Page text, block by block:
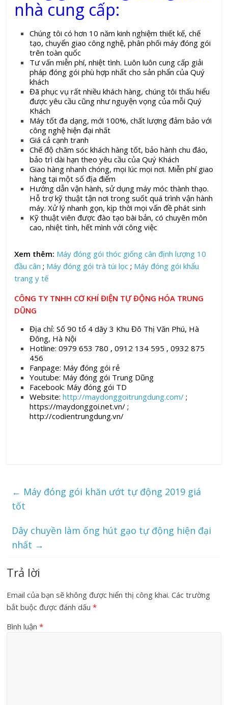
nhà cung cấp:
Chúng tôi có hơn 10 năm kinh nghiệm thiết kế, chế
tạo, chuyển giao công nghệ, phân phối máy đóng gói
trên toàn quốc
Tư vấn miễn phí, nhiệt tình. Luôn luôn cung cấp giải
pháp đóng gói phù hợp nhất cho sản phẩn của Quý
khách
Đã phục vụ rất nhiều khách hàng, chúng tôi thấu hiểu
được yêu cầu cũng như nguyện vọng của mỗi Quý
Khách
Máy tốt đa dạng, mới 100%, chất lượng đảm bảo với
công nghệ hiện đại nhất
Giá cả cạnh tranh
Chế độ chăm sóc khách hàng tốt, bảo hành chu đáo,
bảo trì dài hạn theo yêu cầu của Quý Khách
Giao hàng nhanh chóng, mọi lúc mọi nơi. Miễn phí giao
hàng tại một số địa điểm
Hướng dẫn vận hành, sử dụng máy móc thành thạo.
Hỗ trợ kỹ thuật tận nơi trong suốt quá trình vận hành
máy. Xử lý nhanh gọn, kịp thời mọi vấn đề phát sinh
Kỹ thuật viên được đào tạo bài bản, có chuyên môn
cao, nhiệt tình, hết mình với công việc
Xem thêm: Máy đóng gói thóc giống cân định lượng 10
đầu cân ; Máy đóng gói trà túi lọc ; Máy đóng gói khẩu
trang y tế
CÔNG TY TNHH CƠ KHÍ ĐIỆN TỰ ĐỘNG HÓA TRUNG
DŨNG
Địa chỉ: Số 90 tổ 4 dãy 3 Khu Đô Thị Văn Phú, Hà
Đông, Hà Nội
Hotline: 0979 653 780 , 0912 134 595 , 0932 875
456
Fanpage: Máy đóng gói rẻ
Youtube: Máy đóng gói Trung Dũng
Facebook: Máy đóng gói TD
Website:http://maydonggoitrungdung.com/ ;
https://maydonggoi.net.vn/ ;
http://codientrungdung.vn/
← Máy đóng gói khăn ướt tự động 2019 giá
tốt
Dây chuyền làm ống hút gạo tự động hiện đại
nhất →
Trả lời
Email của bạn sẽ không được hiển thị công khai. Các trường
bắt buộc được đánh dấu*
Bình luận*